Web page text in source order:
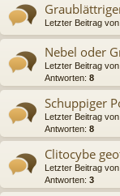
Letzter Beitrag von
Nebel oder
Letzter Beitrag von
Antworten: 8
Schuppiger
Letzter Beitrag von
Antworten: 8
Clitocybe
Letzter Beitrag von
Antworten: 3